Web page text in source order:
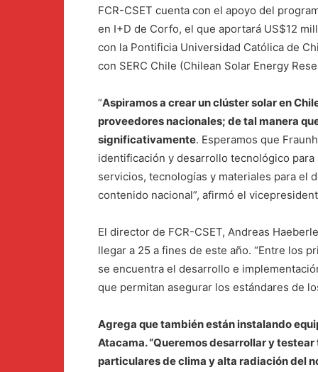
FCR-CSET cuenta con el apoyo del
en I+D de Corfo, el que aportará US$12
con la Pontificia Universidad Católica de
con SERC Chile (Chilean Solar Energy
“Aspiramos a crear un clúster solar en
proveedores nacionales; de tal manera
significativamente. Esperamos que
identificación y desarrollo tecnológico
servicios, tecnologías y materiales para el
contenido nacional”, afirmó el
El director de FCR-CSET, Andreas
llegar a 25 a fines de este año. “Entre los
se encuentra el desarrollo e
que permitan asegurar los estándares de
Agrega que también están instalando
Atacama. “Queremos desarrollar y
particulares de clima y alta radiación del